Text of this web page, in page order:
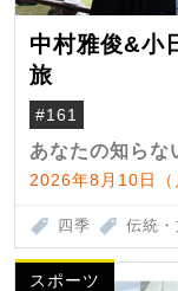
中村雅俊&小
旅
#161
あなたの知らな
2026年8月10日
四季 伝統
スポーツ